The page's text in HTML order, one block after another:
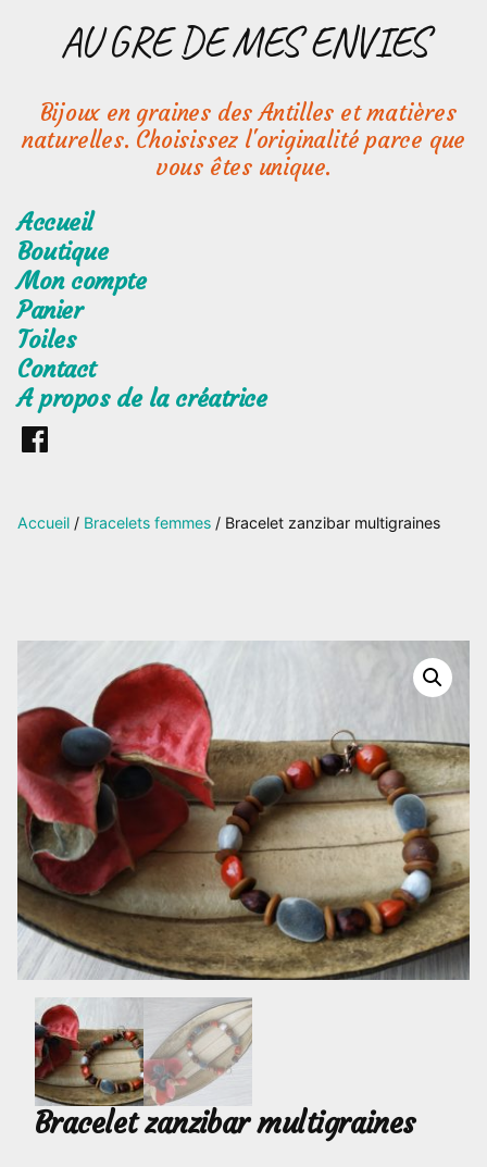
AU GRE DE MES ENVIES
Bijoux en graines des Antilles et matières
naturelles. Choisissez l'originalité parce que
vous êtes unique.
Accueil
Boutique
Mon compte
Panier
Toiles
Contact
A propos de la créatrice
Retrouvez
Facebook
Accueil / Bracelets femmes / Bracelet zanzibar multigraines
Bracelet zanzibar multigraines